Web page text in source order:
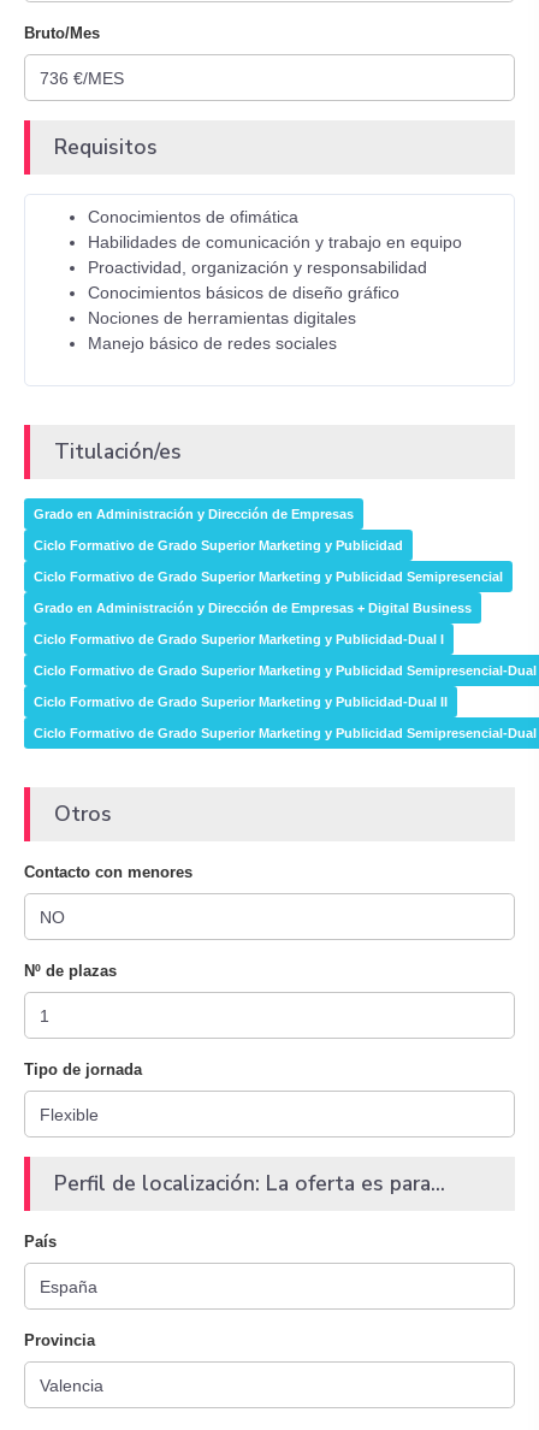
Bruto/Mes
Requisitos
Conocimientos de ofimática
Habilidades de comunicación y trabajo en equipo
Proactividad, organización y responsabilidad
Conocimientos básicos de diseño gráfico
Nociones de herramientas digitales
Manejo básico de redes sociales
Titulación/es
Grado en Administración y Dirección de Empresas
Ciclo Formativo de Grado Superior Marketing y Publicidad
Ciclo Formativo de Grado Superior Marketing y Publicidad Semipresencial
Grado en Administración y Dirección de Empresas + Digital Business
Ciclo Formativo de Grado Superior Marketing y Publicidad-Dual I
Ciclo Formativo de Grado Superior Marketing y Publicidad Semipresencial-Dual
Ciclo Formativo de Grado Superior Marketing y Publicidad-Dual II
Ciclo Formativo de Grado Superior Marketing y Publicidad Semipresencial-Dual
Otros
Contacto con menores
Nº de plazas
Tipo de jornada
Perfil de localización: La oferta es para...
País
Provincia